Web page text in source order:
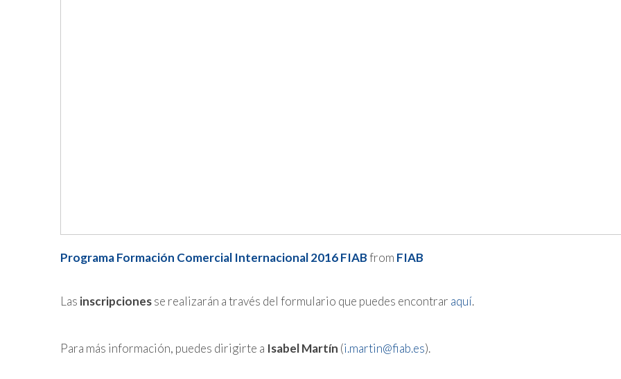
Programa Formación Comercial Internacional 2016 FIABfrom FIAB
Las inscripcionesse realizarán a través del formulario que puedes encontrar aquí.
Para más información, puedes dirigirte a Isabel Martín (i.martin@fiab.es).